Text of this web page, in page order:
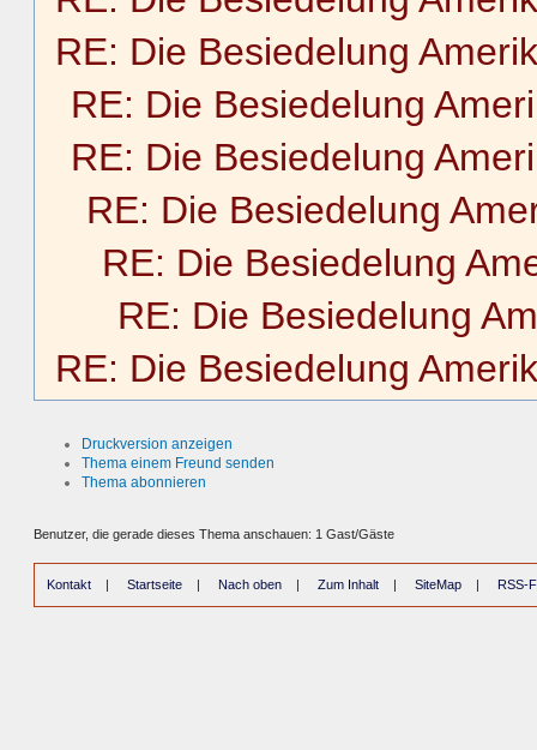
RE: Die Besiedelung
RE: Die Besiedelung
RE: Die Besiedelung
RE: Die Besiedelung
RE: Die Besiedelung
RE: Die Besiedelung
RE: Die Besiedelung
Druckversion anzeigen
Thema einem Freund senden
Thema abonnieren
Benutzer, die gerade dieses Thema anschauen: 1 Gast/Gäste
Kontakt | Startseite | Nach oben | Zum Inhalt | SiteMap | RSS-